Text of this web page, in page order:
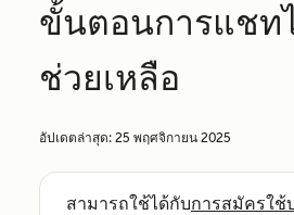
ขั้นตอนการแชท
ช่วยเหลือ
อัปเดตล่าสุด: 25 พฤศจิกายน 2025
สามารถใช้ได้กับการสมัครใช้